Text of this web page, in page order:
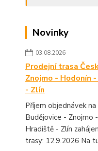
Novinky
03.08.2026
Prodejní trasa
Znojmo - Hodonín
- Zlín
Příjem objednávek
Budějovice - Znojmo
Hradiště - Zlín
trasy: 12.9.2026 Na